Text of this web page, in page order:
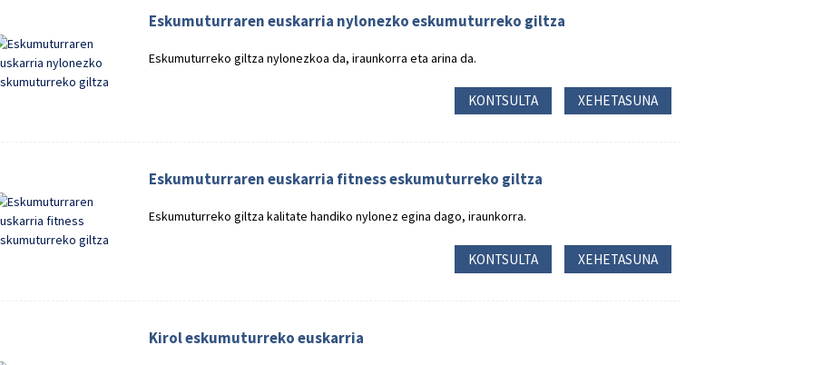
Eskumuturraren euskarria nylonezko eskumuturreko giltza
Eskumuturreko giltza nylonezkoa da, iraunkorra eta arina da.
KONTSULTA XEHETASUNA
Eskumuturraren euskarria fitness eskumuturreko giltza
Eskumuturreko giltza kalitate handiko nylonez egina dago, iraunkorra.
KONTSULTA XEHETASUNA
Kirol eskumuturreko euskarria